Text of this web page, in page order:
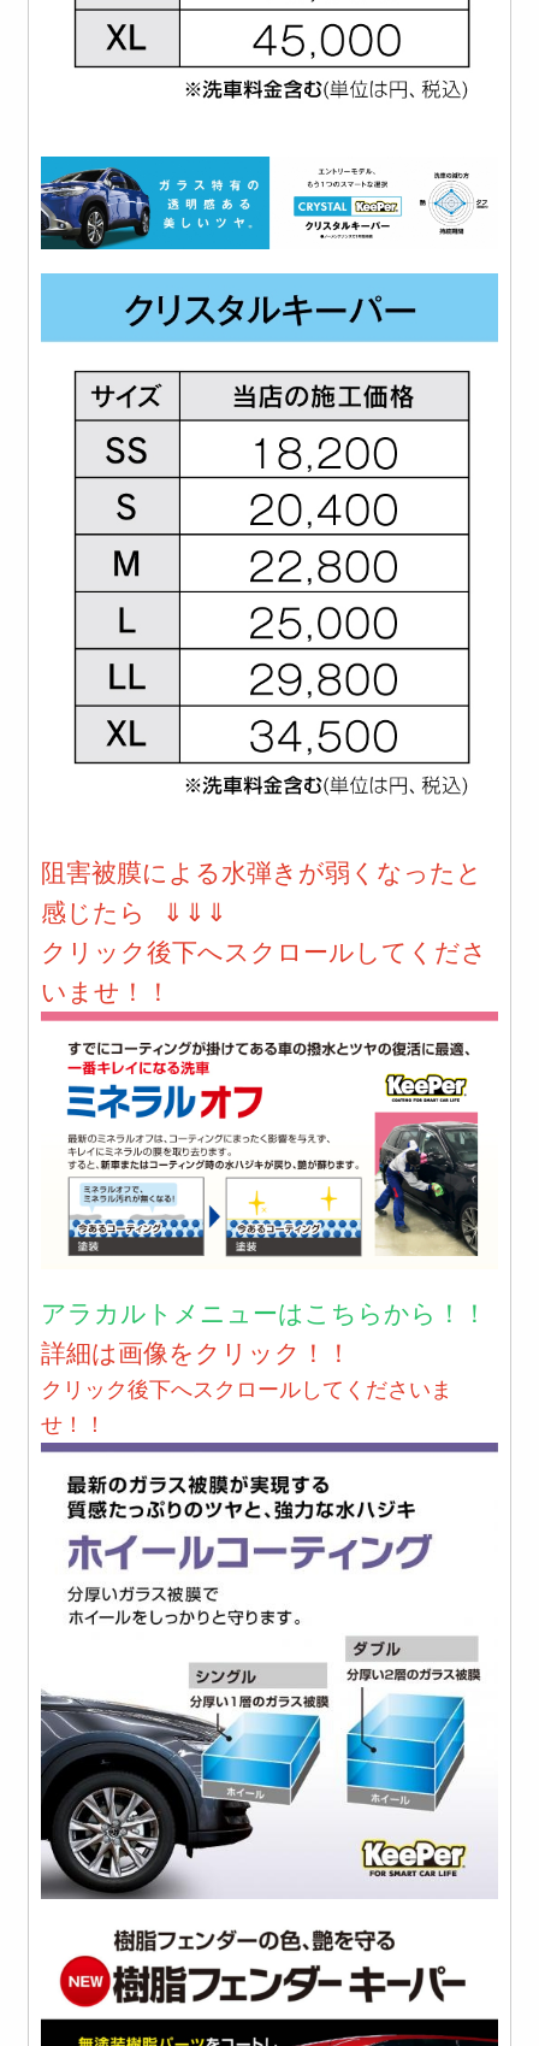
阻害被膜による水弾きが弱くなったと
感じたら
⇓⇓⇓
クリック後下へスクロールしてくださ
いませ！！
アラカルトメニューはこちらから！！
詳細は画像をクリック！！
クリック後下へスクロールしてくださいま
せ！！